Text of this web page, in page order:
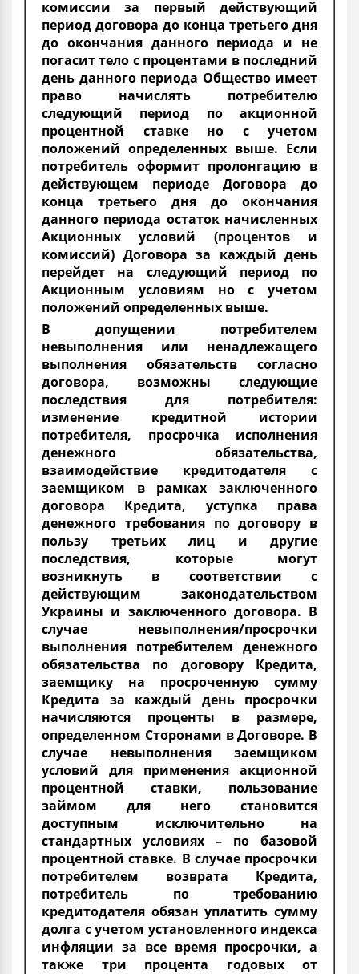
комиссии за первый действующий
период договора до конца третьего дня
до окончания данного периода и не
погасит тело с процентами в последний
день данного периода Общество имеет
право начислять потребителю
следующий период по акционной
процентной ставке но с учетом
положений определенных выше. Если
потребитель оформит пролонгацию в
действующем периоде Договора до
конца третьего дня до окончания
данного периода остаток начисленных
Акционных условий (процентов и
комиссий) Договора за каждый день
перейдет на следующий период по
Акционным условиям но с учетом
положений определенных выше.
В допущении потребителем
невыполнения или ненадлежащего
выполнения обязательств согласно
договора, возможны следующие
последствия для потребителя:
изменение кредитной истории
потребителя, просрочка исполнения
денежного обязательства,
взаимодействие кредитодателя с
заемщиком в рамках заключенного
договора Кредита, уступка права
денежного требования по договору в
пользу третьих лиц и другие
последствия, которые могут
возникнуть в соответствии с
действующим законодательством
Украины и заключенного договора. В
случае невыполнения/просрочки
выполнения потребителем денежного
обязательства по договору Кредита,
заемщику на просроченную сумму
Кредита за каждый день просрочки
начисляются проценты в размере,
определенном Сторонами в Договоре. В
случае невыполнения заемщиком
условий для применения акционной
процентной ставки, пользование
займом для него становится
доступным исключительно на
стандартных условиях – по базовой
процентной ставке. В случае просрочки
потребителем возврата Кредита,
потребитель по требованию
кредитодателя обязан уплатить сумму
долга с учетом установленного индекса
инфляции за все время просрочки, а
также три процента годовых от